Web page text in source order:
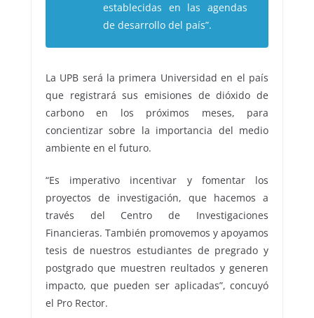
establecidas en las agendas
de desarrollo del país”.
La UPB será la primera Universidad en el país
que registrará sus emisiones de dióxido de
carbono en los próximos meses, para
concientizar sobre la importancia del medio
ambiente en el futuro.
“Es imperativo incentivar y fomentar los
proyectos de investigación, que hacemos a
través del Centro de Investigaciones
Financieras. También promovemos y apoyamos
tesis de nuestros estudiantes de pregrado y
postgrado que muestren reultados y generen
impacto, que pueden ser aplicadas”, concuyó
el Pro Rector.